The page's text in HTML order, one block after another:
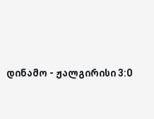
დინამო - ჟალგირისი 3:0